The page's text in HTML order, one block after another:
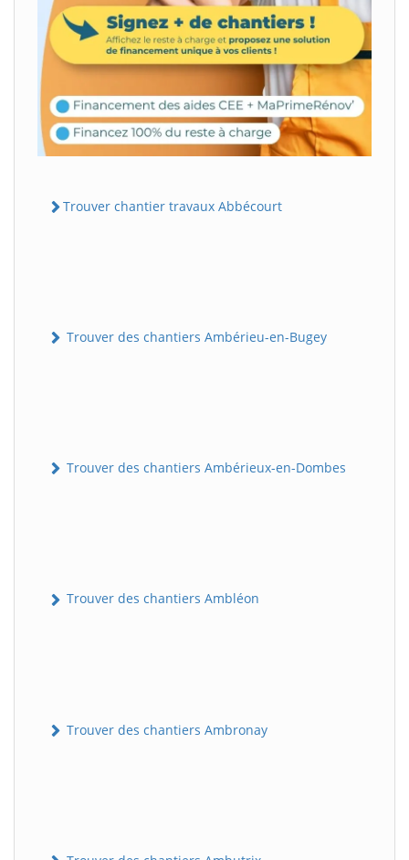
Trouver chantier travaux Abbécourt
Trouver des chantiers Ambérieu-en-Bugey
Trouver des chantiers Ambérieux-en-Dombes
Trouver des chantiers Ambléon
Trouver des chantiers Ambronay